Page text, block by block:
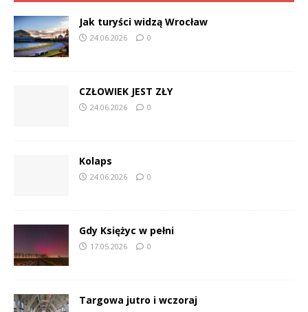
Jak turyści widzą Wrocław
24.06.2026 0
CZŁOWIEK JEST ZŁY
24.06.2026 0
Kolaps
24.06.2026 0
Gdy Księżyc w pełni
17.05.2026 0
Targowa jutro i wczoraj